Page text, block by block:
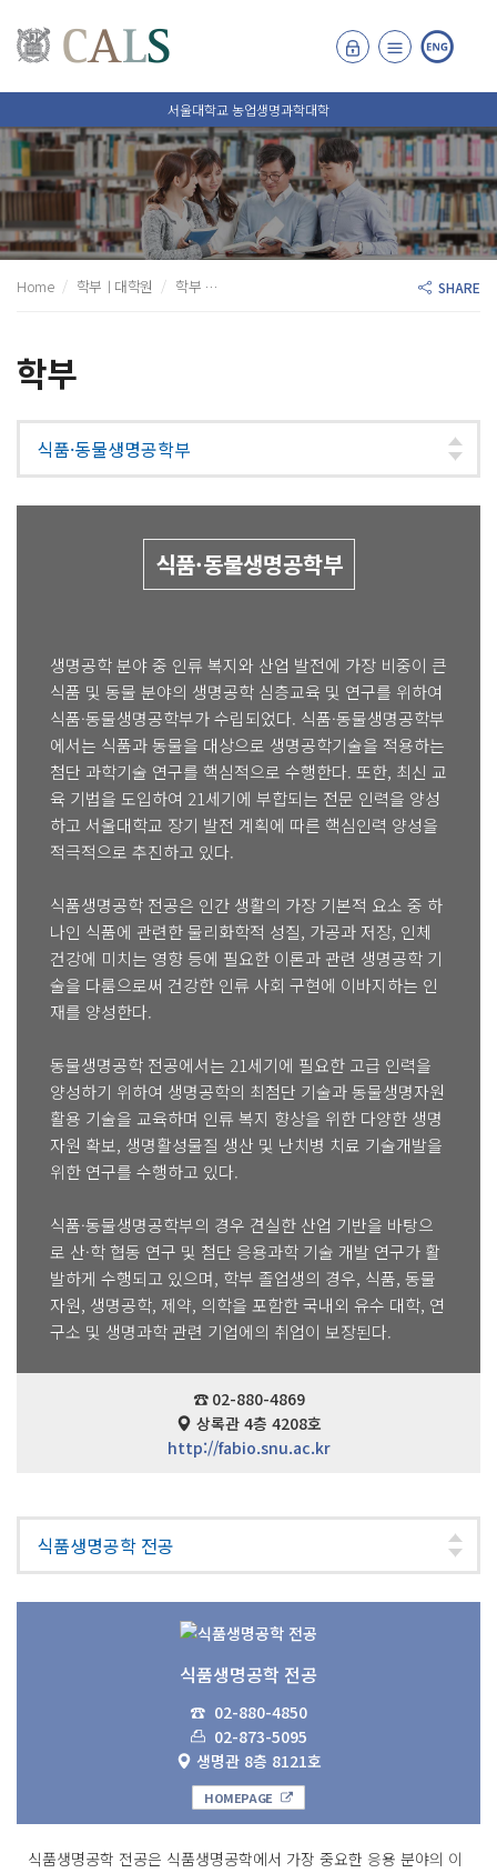
서울대학교 농업생명과학대학
Home 학부ㅣ대학원 학부 식품생명공학 전공
SHARE
학부
식품·동물생명공학부
생명공학 분야 중 인류 복지와 산업 발전에 가장 비중이 큰
식품 및 동물 분야의 생명공학 심층교육 및 연구를 위하여
식품·동물생명공학부가 수립되었다. 식품·동물생명공학부
에서는 식품과 동물을 대상으로 생명공학기술을 적용하는
첨단 과학기술 연구를 핵심적으로 수행한다. 또한, 최신 교
육 기법을 도입하여 21세기에 부합되는 전문 인력을 양성
하고 서울대학교 장기 발전 계획에 따른 핵심인력 양성을
적극적으로 추진하고 있다.
식품생명공학 전공은 인간 생활의 가장 기본적 요소 중 하
나인 식품에 관련한 물리화학적 성질, 가공과 저장, 인체
건강에 미치는 영향 등에 필요한 이론과 관련 생명공학 기
술을 다룸으로써 건강한 인류 사회 구현에 이바지하는 인
재를 양성한다.
동물생명공학 전공에서는 21세기에 필요한 고급 인력을
양성하기 위하여 생명공학의 최첨단 기술과 동물생명자원
활용 기술을 교육하며 인류 복지 향상을 위한 다양한 생명
자원 확보, 생명활성물질 생산 및 난치병 치료 기술개발을
위한 연구를 수행하고 있다.
식품·동물생명공학부의 경우 견실한 산업 기반을 바탕으
로 산·학 협동 연구 및 첨단 응용과학 기술 개발 연구가 활
발하게 수행되고 있으며, 학부 졸업생의 경우, 식품, 동물
자원, 생명공학, 제약, 의학을 포함한 국내외 유수 대학, 연
구소 및 생명과학 관련 기업에의 취업이 보장된다.
☎ 02-880-4869
상록관 4층 4208호
http://fabio.snu.ac.kr
식품생명공학 전공
☎ 02-880-4850
02-873-5095
생명관 8층 8121호
HOMEPAGE
식품생명공학 전공은 식품생명공학에서 가장 중요한 응용 분야의 이